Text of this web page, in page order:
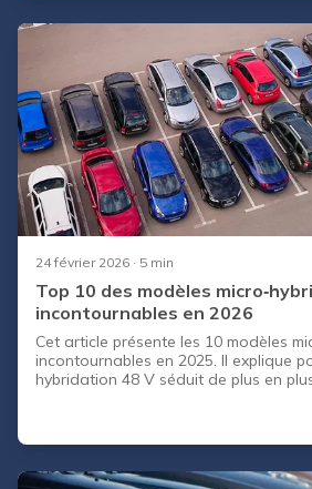
24 février 2026 · 5 min
Top 10 des modèles
incontournables en 2026
Cet article présente les 10 modèles
incontournables en 2025. Il explique
hybridation 48 V séduit de plus en